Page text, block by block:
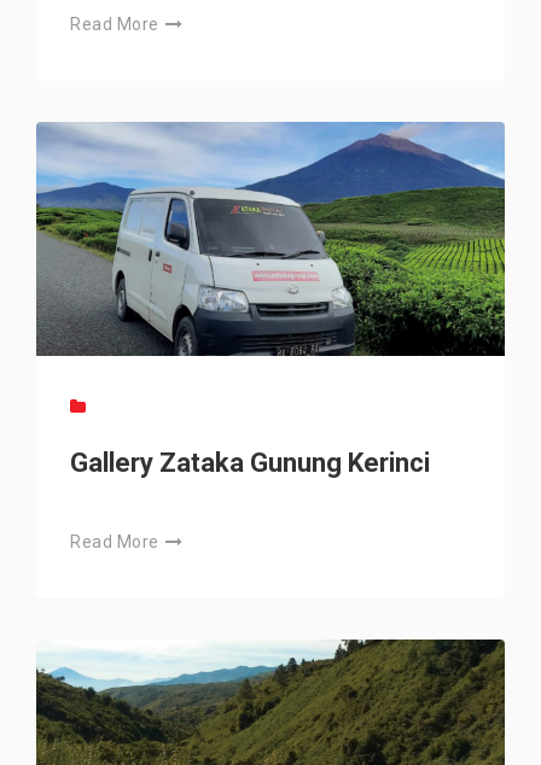
Read More
Gallery Zataka Gunung Kerinci
Read More